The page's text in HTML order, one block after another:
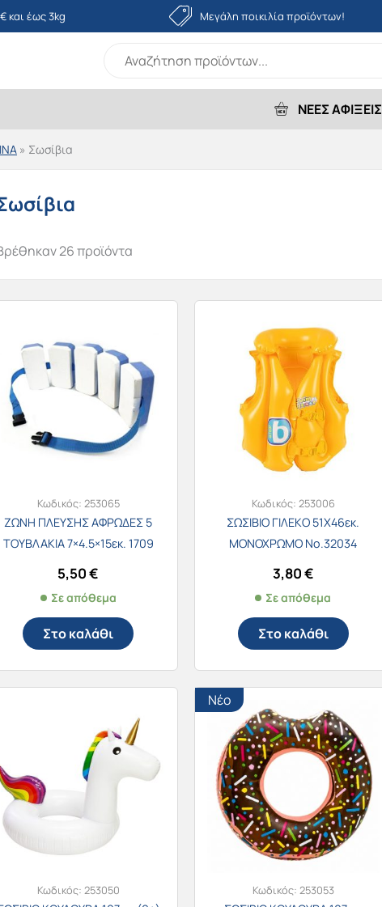
και έως 3kg Μεγάλη ποικιλία προϊόντων!
ΝΕΕΣ ΑΦΙΞΕΙΣ
» Σωσίβια
26 προϊόντα
Κωδικός: 253065
ΖΩΝΗ ΠΛΕΥΣΗΣ ΑΦΡΩΔΕΣ 5
ΤΟΥΒΛΑΚΙΑ 7×4.5×15εκ. 1709
5,50€
Σε απόθεμα
Στο καλάθι
Κωδικός: 253006
ΣΩΣΙΒΙΟ ΓΙΛΕΚΟ 51Χ46εκ.
ΜΟΝΟΧΡΩΜΟ Νο.32034
3,80€
Σε απόθεμα
Στο καλάθι
Κωδικός: 253050
Νέο
Κωδικός: 253053